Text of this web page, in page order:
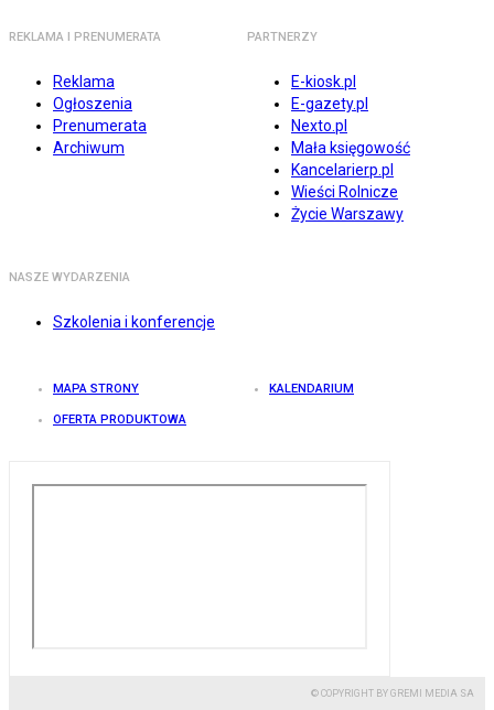
REKLAMA I PRENUMERATA
Reklama
Ogłoszenia
Prenumerata
Archiwum
PARTNERZY
E-kiosk.pl
E-gazety.pl
Nexto.pl
Mała księgowość
Kancelarierp.pl
Wieści Rolnicze
Życie Warszawy
NASZE WYDARZENIA
Szkolenia i konferencje
MAPA STRONY KALENDARIUM
OFERTA PRODUKTOWA
© COPYRIGHT BY GREMI MEDIA SA